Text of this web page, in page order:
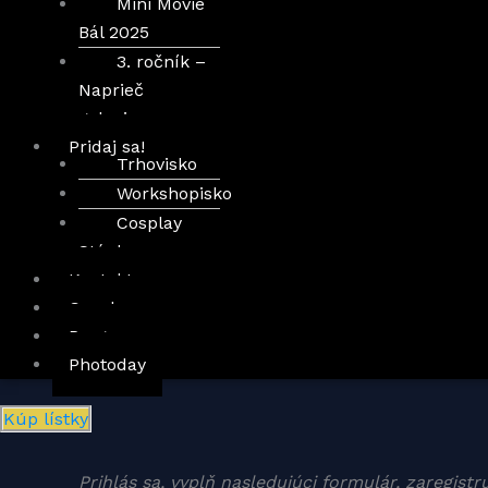
Bál 2025​
3. ročník –
Naprieč
galaxiou
Pridaj sa!
Trhovisko
Workshopisko
Cosplay
Stánky
Kontakt
Cosplan
Program
Photoday
Kúp lístky
Prihlás sa, vyplň nasledujúci formulár,